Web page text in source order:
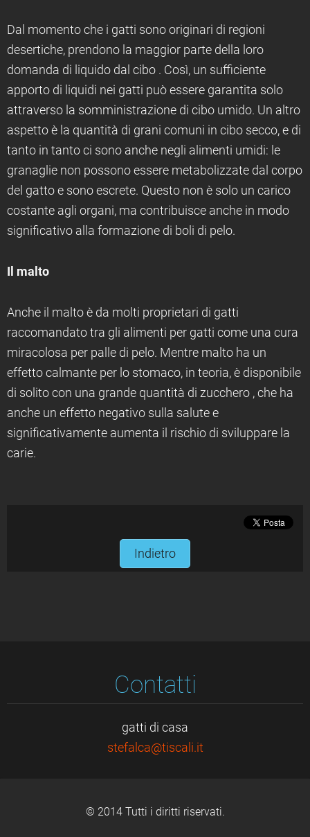
Dal momento che i gatti sono originari di regioni
desertiche, prendono la maggior parte della loro
domanda di liquido dal cibo . Così, un sufficiente
apporto di liquidi nei gatti può essere garantita solo
attraverso la somministrazione di cibo umido. Un altro
aspetto è la quantità di grani comuni in cibo secco, e di
tanto in tanto ci sono anche negli alimenti umidi: le
granaglie non possono essere metabolizzate dal corpo
del gatto e sono escrete. Questo non è solo un carico
costante agli organi, ma contribuisce anche in modo
significativo alla formazione di boli di pelo.
Il malto
Anche il malto è da molti proprietari di gatti
raccomandato tra gli alimenti per gatti come una cura
miracolosa per palle di pelo. Mentre malto ha un
effetto calmante per lo stomaco, in teoria, è disponibile
di solito con una grande quantità di zucchero , che ha
anche un effetto negativo sulla salute e
significativamente aumenta il rischio di sviluppare la
carie.
Indietro
Contatti
gatti di casa
stefalca@tiscali.it
© 2014 Tutti i diritti riservati.